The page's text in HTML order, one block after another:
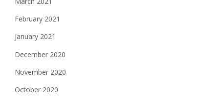
February 2021
January 2021
December 2020
November 2020
October 2020